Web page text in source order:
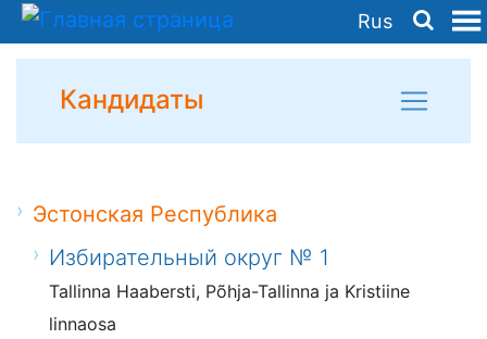
Rus
Кандидаты
Эстонская Республика
Избирательный округ № 1
Tallinna Haabersti, Põhja-Tallinna ja Kristiine
linnaosa